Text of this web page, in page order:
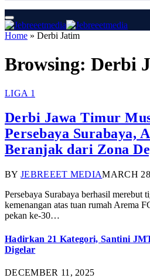
Home » Derbi Jatim
Browsing: Derbi
LIGA 1
Derbi Jawa Timur
Persebaya Surabaya,
Beranjak dari Zona
BY JEBREEET MEDIAMARCH
Persebaya Surabaya berhasil merebut
kemenangan atas tuan rumah Arema
pekan ke-30…
Hadirkan 21 Kategori, Santini
Digelar
DECEMBER 11, 2025